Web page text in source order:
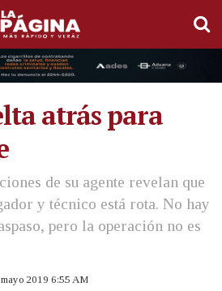
atrás para
de su agente revelan que
y técnico está rota. No hay
pero la operación no es
2019 6:55 AM